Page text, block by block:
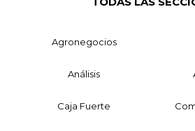
Agronegocios
Análisis
Caja Fuerte